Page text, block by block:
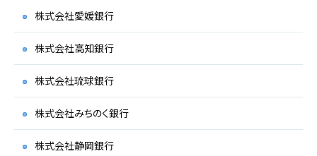
株式会社愛媛銀行
株式会社高知銀行
株式会社琉球銀行
株式会社みちのく銀行
株式会社静岡銀行